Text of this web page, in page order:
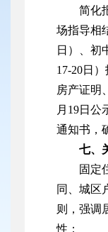
简化
场指导相
日）、初
17-20日
房产证明
月19日公
通知书，
七、
固定
同、城区
则，强调
性；